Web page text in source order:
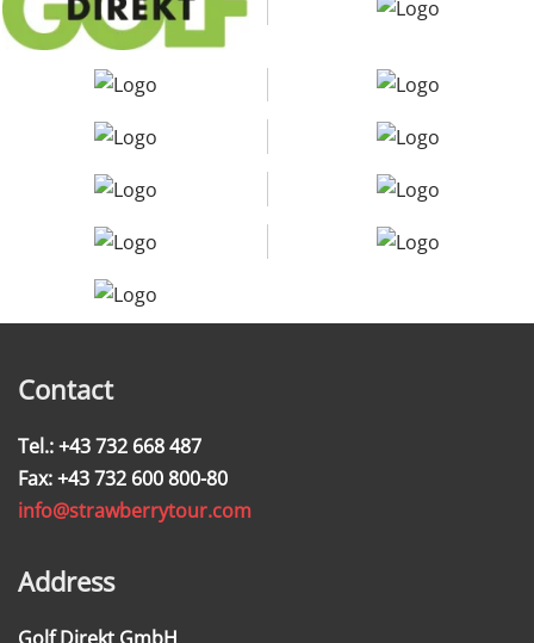
Contact
Tel.: +43 732 668 487
Fax: +43 732 600 800-80
info@strawberrytour.com
Address